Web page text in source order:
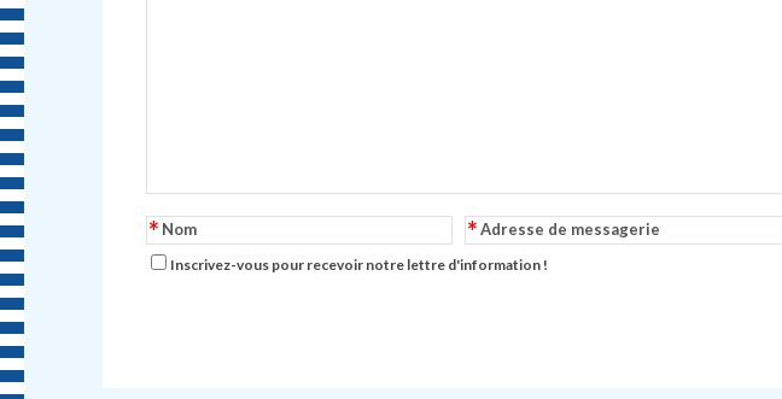
Nom
* Adresse de messagerie
*
Inscrivez-vous pour recevoir notre lettre d'information !